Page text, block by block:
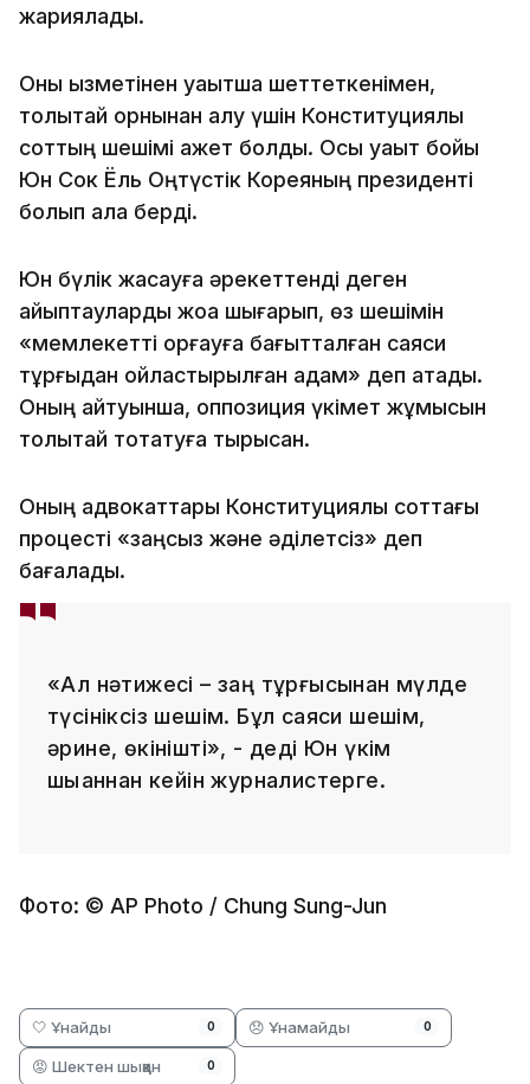
жариялады.
Оны қызметінен уақытша шеттеткенімен,
толықтай орнынан алу үшін Конституциялық
соттың шешімі қажет болды. Осы уақыт бойы
Юн Сок Ёль Оңтүстік Кореяның президенті
болып қала берді.
Юн бүлік жасауға әрекеттенді деген
айыптауларды жоққа шығарып, өз шешімін
«мемлекетті қорғауға бағытталған саяси
тұрғыдан ойластырылған қадам» деп атады.
Оның айтуынша, оппозиция үкімет жұмысын
толықтай тоқтатуға тырысқан.
Оның адвокаттары Конституциялық соттағы
процесті «заңсыз және әділетсіз» деп
бағалады.
«Ал нәтижесі – заң тұрғысынан мүлде
түсініксіз шешім. Бұл саяси шешім,
әрине, өкінішті», - деді Юн үкім
шыққаннан кейін журналистерге.
Фото: © AP Photo / Chung Sung-Jun
🤍 Ұнайды 0 😞 Ұнамайды 0
😡 Шектен шыққан 0